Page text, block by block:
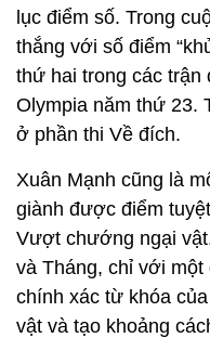
lục điểm số. Trong
thắng với số điểm
thứ hai trong các
Olympia năm thứ 23.
ở phần thi Về đích.
Xuân Mạnh cũng là
giành được điểm
Vượt chướng ngại
và Tháng, chỉ với
chính xác từ khóa
vật và tạo khoảng